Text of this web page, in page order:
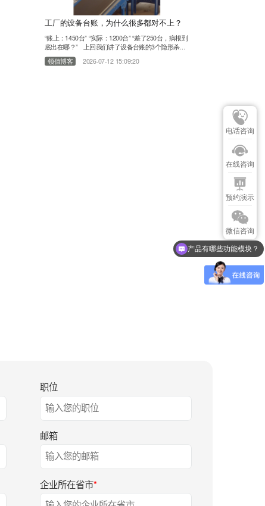
工厂的设备台账，为什么很多都对不上？
“账上：1450台” “实际：1200台” “差了250台，病根到
底出在哪？” 上回我们讲了设备台账的3个隐形杀
手。有朋友在问“这250台“隐形”设备，到底是怎么从
台账里一步步消失的？”干了11年EAM设备管理行
领值博客 2026-07-12 15:09:20
职位
邮箱
企业所在省市*
电话咨询
在线咨询
预约演示
微信咨询
产品有哪些功能模块？